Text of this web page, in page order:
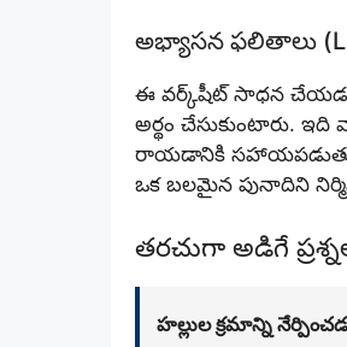
అభ్యాసన ఫలితాలు
ఈ వర్క్‌షీట్ సాధన చేయడం
అర్థం చేసుకుంటారు.
రాయడానికి
ఒక బలమైన పునాదిని
తరచుగా అడిగే
హల్లుల క్రమాన్ని